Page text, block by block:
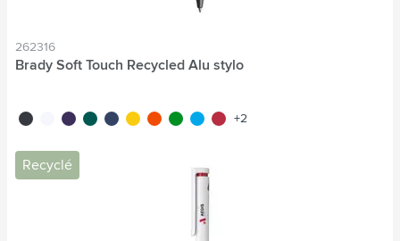
262316
Brady Soft Touch Recycled Alu stylo
noir blancpourpre
vert bleu jauneorangevert clairbleu clair
rouge+2
Recyclé